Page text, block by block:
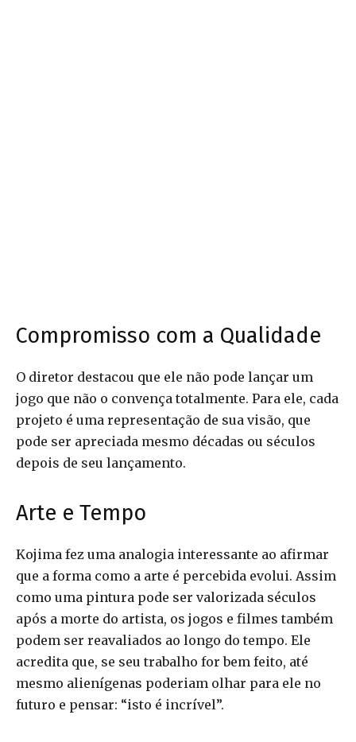
Compromisso com a Qualidade
O diretor destacou que ele não pode lançar um
jogo que não o convença totalmente. Para ele, cada
projeto é uma representação de sua visão, que
pode ser apreciada mesmo décadas ou séculos
depois de seu lançamento.
Arte e Tempo
Kojima fez uma analogia interessante ao afirmar
que a forma como a arte é percebida evolui. Assim
como uma pintura pode ser valorizada séculos
após a morte do artista, os jogos e filmes também
podem ser reavaliados ao longo do tempo. Ele
acredita que, se seu trabalho for bem feito, até
mesmo alienígenas poderiam olhar para ele no
futuro e pensar: “isto é incrível”.